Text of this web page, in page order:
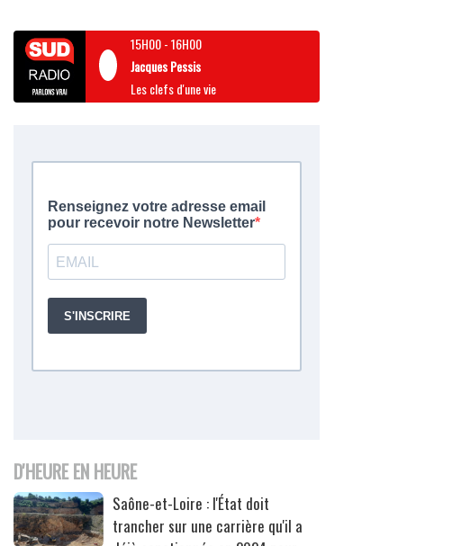
15H00-16H00
Jacques Pessis
Les clefs d'une vie
D'HEURE EN HEURE
Saône-et-Loire : l'État doit
trancher sur une carrière qu'il a